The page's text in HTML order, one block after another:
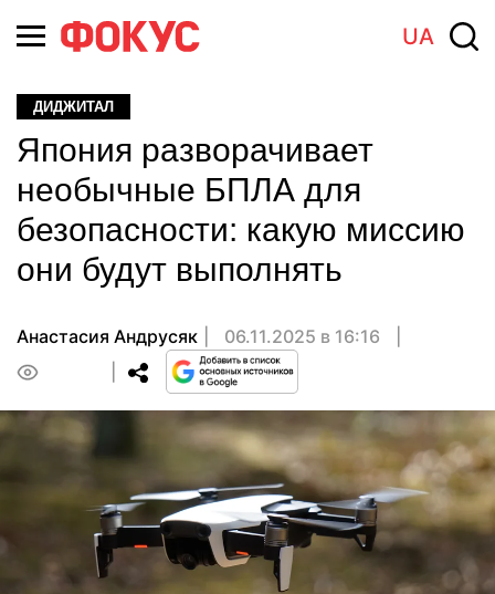
UA
ДИДЖИТАЛ
Япония разворачивает
необычные БПЛА для
безопасности: какую миссию
они будут выполнять
Анастасия Андрусяк
06.11.2025 в 16:16